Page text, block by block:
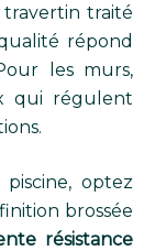
traité
répond
les murs,
qui régulent
optez
brossée
résistance